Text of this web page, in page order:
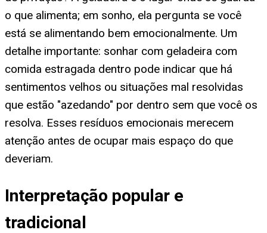
o que alimenta; em sonho, ela pergunta se você
está se alimentando bem emocionalmente. Um
detalhe importante: sonhar com geladeira com
comida estragada dentro pode indicar que há
sentimentos velhos ou situações mal resolvidas
que estão "azedando" por dentro sem que você os
resolva. Esses resíduos emocionais merecem
atenção antes de ocupar mais espaço do que
deveriam.
Interpretação popular e
tradicional